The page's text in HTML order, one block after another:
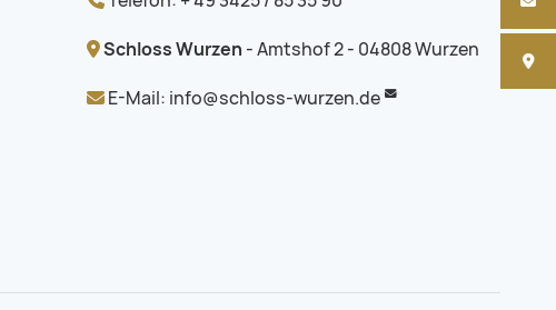
Schloss Wurzen - Amtshof 2 - 04808 Wurzen
E-Mail: info@schloss-wurzen.de